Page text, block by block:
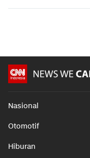
Nasional
Otomotif
Hiburan